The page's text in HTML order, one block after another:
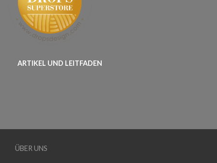
ARTIKEL UND LEITFADEN
ÜBER UNS